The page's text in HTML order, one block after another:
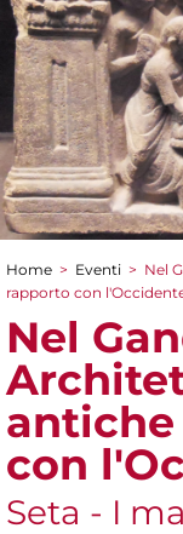
Tu sei qui
Home > Eventi > Nel
rapporto con
Nel
con
Seta - I